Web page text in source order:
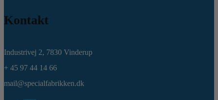
Kontakt
Industrivej 2, 7830 Vinderup
+ 45 97 44 14 66
mail@specialfabrikken.dk